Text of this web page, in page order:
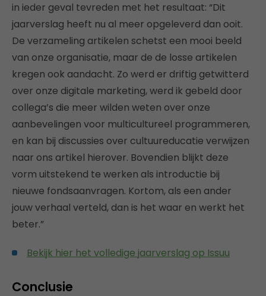
in ieder geval tevreden met het resultaat: “Dit
jaarverslag heeft nu al meer opgeleverd dan ooit.
De verzameling artikelen schetst een mooi beeld
van onze organisatie, maar de de losse artikelen
kregen ook aandacht. Zo werd er driftig getwitterd
over onze digitale marketing, werd ik gebeld door
collega’s die meer wilden weten over onze
aanbevelingen voor multicultureel programmeren,
en kan bij discussies over cultuureducatie verwijzen
naar ons artikel hierover. Bovendien blijkt deze
vorm uitstekend te werken als introductie bij
nieuwe fondsaanvragen. Kortom, als een ander
jouw verhaal verteld, dan is het waar en werkt het
beter.”
Bekijk hier het volledige jaarverslag op Issuu
Conclusie